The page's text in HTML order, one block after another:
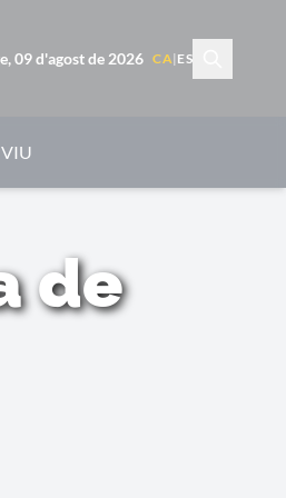
09 d'agost de 2026 CA| ES
de